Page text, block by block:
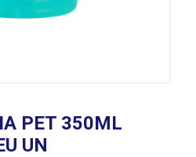
PET 350ML
UN